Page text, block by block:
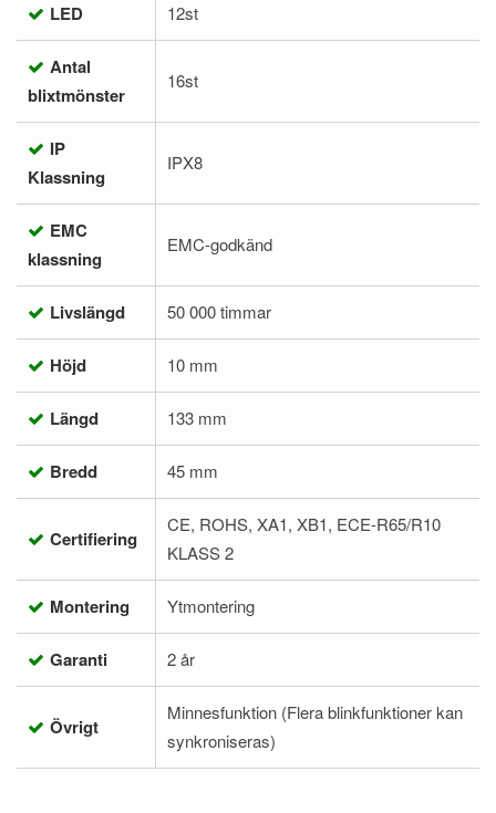
LED 12st
Antal
blixtmönster
16st
IP
Klassning
IPX8
EMC
klassning
EMC-godkänd
Livslängd 50 000 timmar
Höjd 10 mm
Längd 133 mm
Bredd 45 mm
Certifiering
CE, ROHS, XA1, XB1, ECE-R65/R10
KLASS 2
Montering Ytmontering
Garanti 2 år
Övrigt
Minnesfunktion (Flera blinkfunktioner kan
synkroniseras)